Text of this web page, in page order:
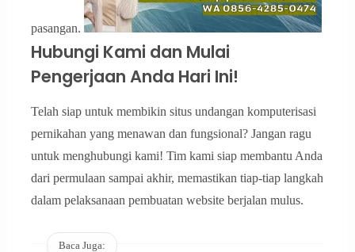
pasangan.
Hubungi Kami dan Mulai
Pengerjaan Anda Hari Ini!
Telah siap untuk membikin situs undangan komputerisasi
pernikahan yang menawan dan fungsional? Jangan ragu
untuk menghubungi kami! Tim kami siap membantu Anda
dari permulaan sampai akhir, memastikan tiap-tiap langkah
dalam pelaksanaan pembuatan website berjalan mulus.
Baca Juga: